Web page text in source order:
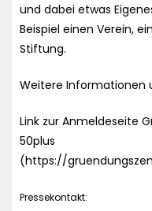
und dabei etwas
Beispiel einen Verein,
Stiftung.
Weitere Informationen
Link zur Anmeldeseite
50plus
(https://
Pressekontakt: